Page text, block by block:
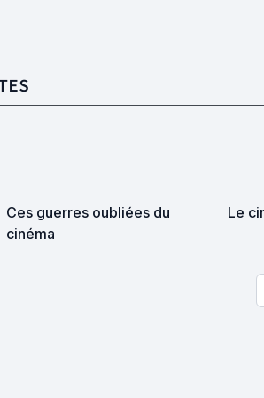
Ces guerres oubliées du
cinéma
Le